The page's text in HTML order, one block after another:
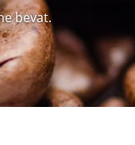
bevat.